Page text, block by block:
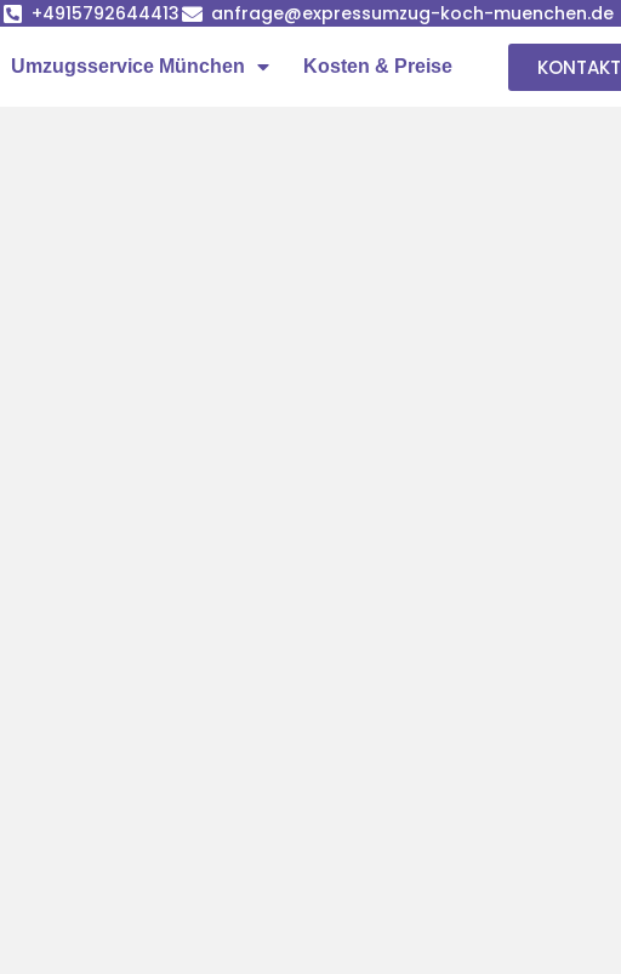
+4915792644413 anfrage@expressumzug-koch-muenchen.de
Umzugsservice München Kosten & Preise KONTAKT